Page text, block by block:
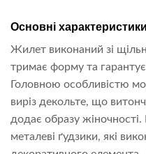
Основні характеристики
Жилет виконаний зі
тримає форму та гарантує
Головною особливістю
виріз декольте, що
додає образу жіночності.
металеві ґудзики, які